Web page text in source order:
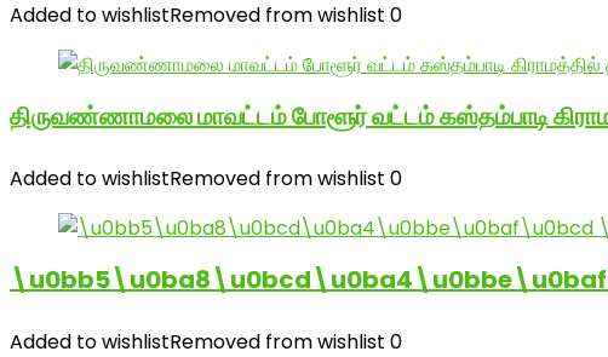
Added to wishlistRemoved from wishlist 0
திருவண்ணாமலை மாவட்டம் போளூர் வட்டம் கஸ்தம்பாடி
Added to wishlistRemoved from wishlist 0
Added to wishlistRemoved from wishlist 0